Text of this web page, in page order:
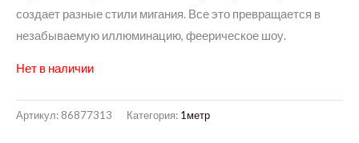
создает разные стили мигания. Все это превращается в
незабываемую иллюминацию, феерическое шоу.
Нет в наличии
Артикул: 86877313 Категория: 1метр